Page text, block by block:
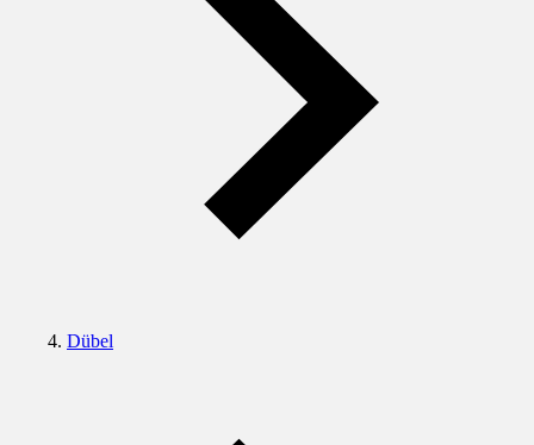
Dübel